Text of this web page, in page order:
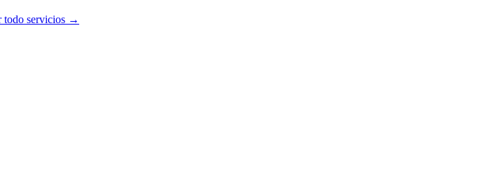
todo servicios →